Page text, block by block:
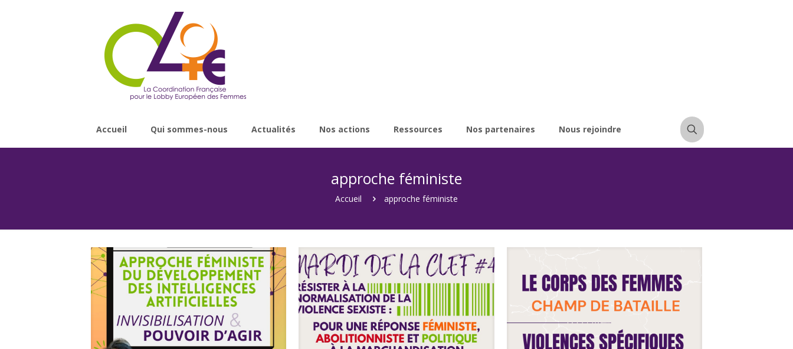
Accueil Qui sommes-nous Actualités Nos actions Ressources Nos partenaires Nous rejoindre
approche féministe
Accueil approche féministe